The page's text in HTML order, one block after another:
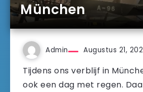
München
Admin Augustus 21,
Tijdens ons verblijf in
ook een dag met regen.